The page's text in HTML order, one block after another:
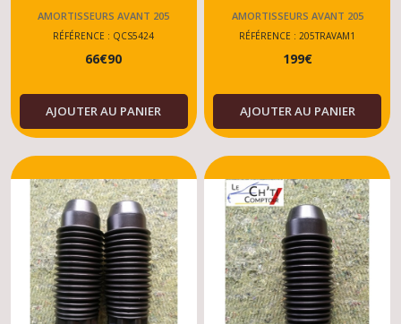
GTI 1.6-
1.9/RALLYE/DIESEL/ESSENCE
TOUT MODELE
AMORTISSEURS AVANT 205
RÉFÉRENCE : QCS5424
66€90
AJOUTER AU PANIER
205
GTI/RALLYE/DTURBO
AMORTISSEURS AVANT 205
RÉFÉRENCE : 205TRAVAM1
199€
AJOUTER AU PANIER